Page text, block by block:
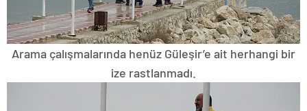
Arama çalışmalarında henüz Güleşir’e ait herhangi bir
ize rastlanmadı.